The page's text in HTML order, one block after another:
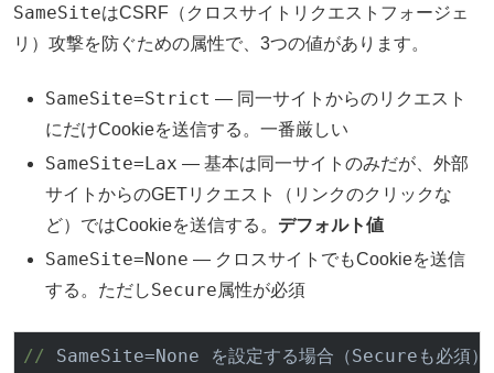
SameSiteはCSRF（クロスサイトリクエストフォージェ
リ）攻撃を防ぐための属性で、3つの値があります。
SameSite=Strict — 同一サイトからのリクエスト
にだけCookieを送信する。一番厳しい
SameSite=Lax — 基本は同一サイトのみだが、外部
サイトからのGETリクエスト（リンクのクリックな
ど）ではCookieを送信する。 デフォルト値
SameSite=None — クロスサイトでもCookieを送信
する。ただしSecure属性が必須
//
SameSite=None を設定する場合（Secureも必須）